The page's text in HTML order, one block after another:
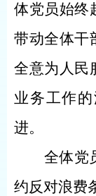
体党员始终
带动全体干
全意为人民
业务工作
进。
全体党
约反对浪费